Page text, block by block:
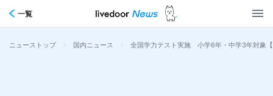
一覧
ニューストップ > 国内ニュース > 全国学力テスト実施 小学6年・中学3年対象